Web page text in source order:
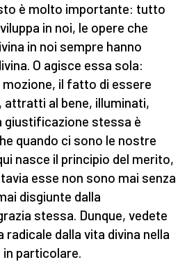
è molto importante: tutto
in noi, le opere che
in noi sempre hanno
O agisce essa sola:
mozione, il fatto di essere
al bene, illuminati,
giustificazione stessa è
quando ci sono le nostre
nasce il principio del merito,
esse non sono mai senza
disgiunte dalla
stessa. Dunque, vedete
radicale dalla vita divina nella
particolare.